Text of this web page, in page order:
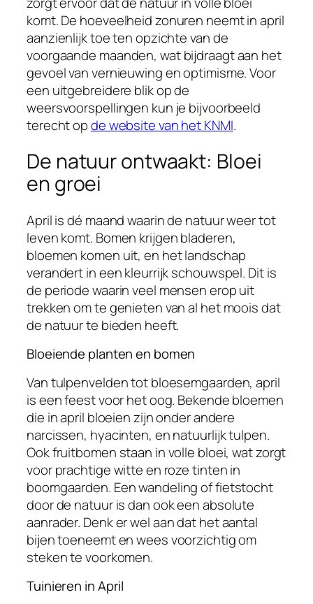
komt. De hoeveelheid zonuren neemt in april
aanzienlijk toe ten opzichte van de
voorgaande maanden, wat bijdraagt aan het
gevoel van vernieuwing en optimisme. Voor
een uitgebreidere blik op de
weersvoorspellingen kun je bijvoorbeeld
terecht opde website van het KNMI.
De natuur ontwaakt: Bloei
en groei
April is dé maand waarin de natuur weer tot
leven komt. Bomen krijgen bladeren,
bloemen komen uit, en het landschap
verandert in een kleurrijk schouwspel. Dit is
de periode waarin veel mensen erop uit
trekken om te genieten van al het moois dat
de natuur te bieden heeft.
Bloeiende planten en bomen
Van tulpenvelden tot bloesemgaarden, april
is een feest voor het oog. Bekende bloemen
die in april bloeien zijn onder andere
narcissen, hyacinten, en natuurlijk tulpen.
Ook fruitbomen staan in volle bloei, wat zorgt
voor prachtige witte en roze tinten in
boomgaarden. Een wandeling of fietstocht
door de natuur is dan ook een absolute
aanrader. Denk er wel aan dat het aantal
bijen toeneemt en wees voorzichtig om
steken te voorkomen.
Tuinieren in April